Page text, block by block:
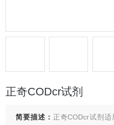
正奇CODcr试剂
简要描述： 正奇CODcr试剂